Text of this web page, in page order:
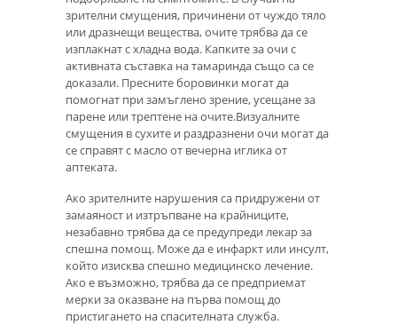
зрителни смущения, причинени от чуждо тяло
или дразнещи вещества, очите трябва да се
изплакнат с хладна вода. Капките за очи с
активната съставка на тамаринда също са се
доказали. Пресните боровинки могат да
помогнат при замъглено зрение, усещане за
парене или трептене на очите.Визуалните
смущения в сухите и раздразнени очи могат да
се справят с масло от вечерна иглика от
аптеката.
Ако зрителните нарушения са придружени от
замаяност и изтръпване на крайниците,
незабавно трябва да се предупреди лекар за
спешна помощ. Може да е инфаркт или инсулт,
който изисква спешно медицинско лечение.
Ако е възможно, трябва да се предприемат
мерки за оказване на първа помощ до
пристигането на спасителната служба.